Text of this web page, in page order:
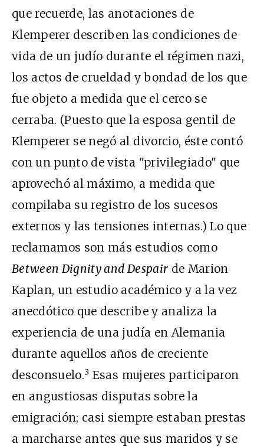
que recuerde, las anotaciones de
Klemperer describen las condiciones de
vida de un judío durante el régimen nazi,
los actos de crueldad y bondad de los que
fue objeto a medida que el cerco se
cerraba. (Puesto que la esposa gentil de
Klemperer se negó al divorcio, éste contó
con un punto de vista "privilegiado" que
aprovechó al máximo, a medida que
compilaba su registro de los sucesos
externos y las tensiones internas.) Lo que
reclamamos son más estudios como
Between Dignity and Despair de Marion
Kaplan, un estudio académico y a la vez
anecdótico que describe y analiza la
experiencia de una judía en Alemania
durante aquellos años de creciente
desconsuelo.3 Esas mujeres participaron
en angustiosas disputas sobre la
emigración; casi siempre estaban prestas
a marcharse antes que sus maridos y se